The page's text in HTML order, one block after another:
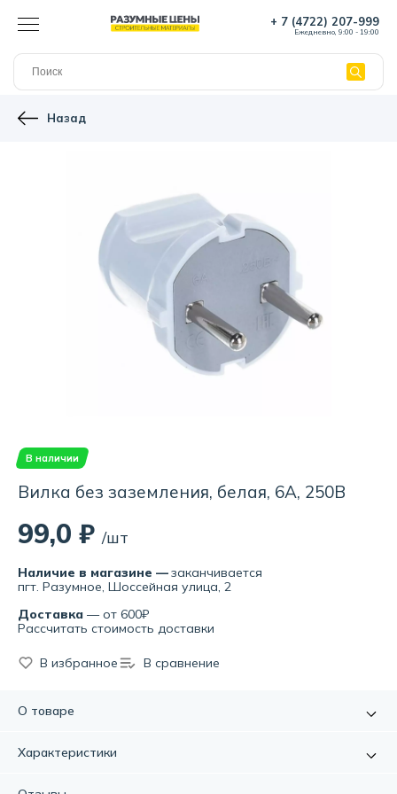
+ 7 (4722) 207-999
Ежедневно, 9:00 - 19:00
Назад
В наличии
Вилка без заземления, белая, 6А, 250В
99,0 ₽ /шт
Наличие в магазине —заканчивается
пгт. Разумное, Шоссейная улица, 2
Доставка — от 600₽
Рассчитать стоимость доставки
В избранное В сравнение
О товаре
повреждениям АБС-пластика.
Никелированные латунные штифты и токоведущие
Характеристики